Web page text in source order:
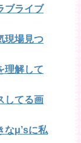
ブライブ
現場見つ
理解して
してる画
なμ’sに私